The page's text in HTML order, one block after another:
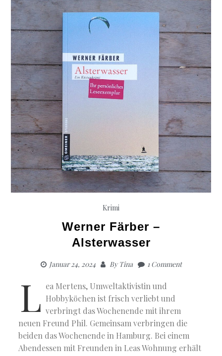
Krimi
Werner Färber –
Alsterwasser
Januar 24, 2024 ByTina 1 Comment
L ea Mertens, Umweltaktivistin und
Hobbyköchen ist frisch verliebt und
verbringt das Wochenende mit ihrem
neuen Freund Phil. Gemeinsam verbringen die
beiden das Wochenende in Hamburg. Bei einem
Abendessen mit Freunden in Leas Wohnung erhält